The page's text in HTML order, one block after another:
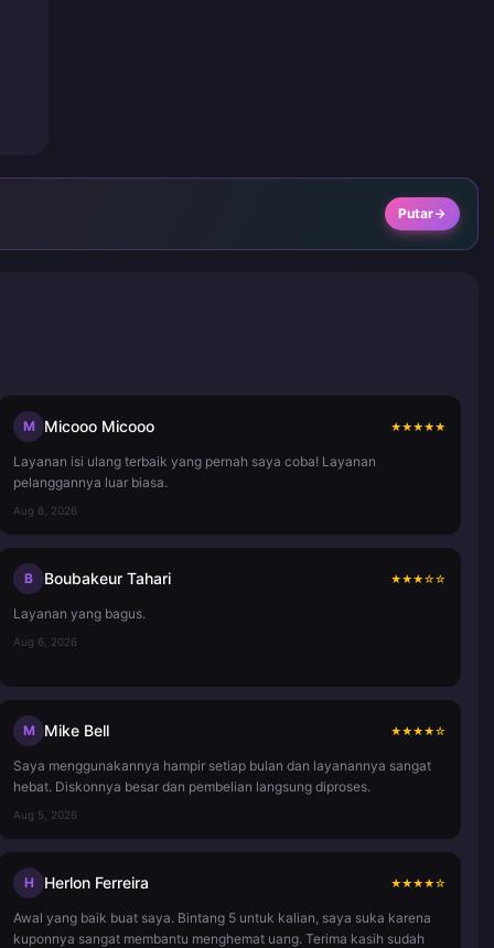
Putar
M Micooo Micooo ★★★★★
Layanan isi ulang terbaik yang pernah saya coba! Layanan
pelanggannya luar biasa.
Aug 6, 2026
B Boubakeur Tahari ★★★☆☆
Layanan yang bagus.
Aug 6, 2026
M Mike Bell ★★★★☆
Saya menggunakannya hampir setiap bulan dan layanannya sangat
hebat. Diskonnya besar dan pembelian langsung diproses.
Aug 5, 2026
H Herlon Ferreira ★★★★☆
Awal yang baik buat saya. Bintang 5 untuk kalian, saya suka karena
kuponnya sangat membantu menghemat uang. Terima kasih sudah